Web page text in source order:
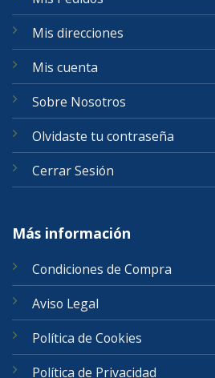
Mis direcciones
Mis cuenta
Sobre Nosotros
Olvidaste tu contraseña
Cerrar Sesión
Más información
Condiciones de Compra
Aviso Legal
Política de Cookies
Política de Privacidad